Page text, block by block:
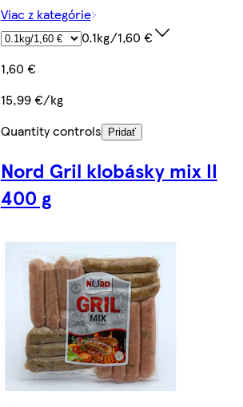
Viac z kategórie
0.1kg/1,60 €
1,60 €
15,99 €/kg
Quantity controls
Pridať
Nord Gril klobásky mix II
400 g